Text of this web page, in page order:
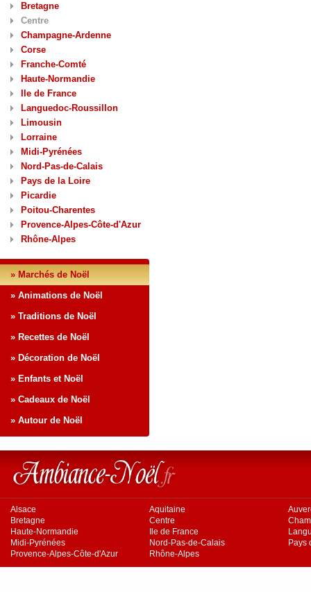
Bretagne
Centre
Champagne-Ardenne
Corse
Franche-Comté
Haute-Normandie
Ile de France
Languedoc-Roussillon
Limousin
Lorraine
Midi-Pyrénées
Nord-Pas-de-Calais
Pays de la Loire
Picardie
Poitou-Charentes
Provence-Alpes-Côte-d'Azur
Rhône-Alpes
» Marchés de Noël
» Animations de Noël
» Traditions de Noël
» Recettes de Noël
» Décoration de Noël
» Enfants et Noël
» Cadeaux de Noël
» Autour de Noël
Alsace Aquitaine
Bretagne
Centre
Haute-Normandie
Ile de France
Midi-Pyrénées
Nord-Pas-de-Calais
Pays
Provence-Alpes-Côte-d'Azur
Rhône-Alpes